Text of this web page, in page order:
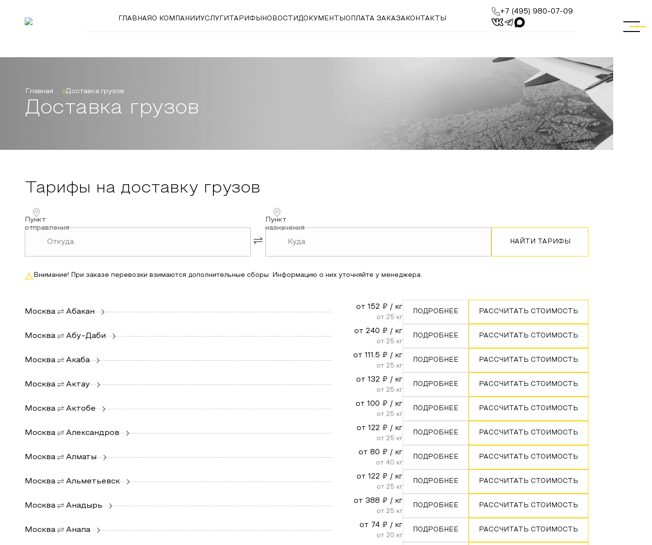
ГЛАВНАЯ О КОМПАНИИ УСЛУГИ ТАРИФЫ НОВОСТИДОКУМЕНТЫ ОПЛАТА ЗАКАЗА КОНТАКТЫ
+7 (495) 980-07-09
Главная Доставка грузов
Доставка грузов
Тарифы на доставку грузов
Пункт
отправления
Пункт
назначения
НАЙТИ ТАРИФЫ
Внимание! При заказе перевозки взимаются дополнительные сборы. Информацию о них уточняйте у менеджера.
Москва Абакан
от152 ₽ / кг
от 25 кг
ПОДРОБНЕЕ РАССЧИТАТЬ СТОИМОСТЬ
Москва Абу-Даби
от 240 ₽ / кг
от 25 кг
ПОДРОБНЕЕ РАССЧИТАТЬ СТОИМОСТЬ
Москва Акаба
от111.5 ₽ / кг
от 25 кг
ПОДРОБНЕЕ РАССЧИТАТЬ СТОИМОСТЬ
Москва Актау
от132 ₽ / кг
от 25 кг
ПОДРОБНЕЕ РАССЧИТАТЬ СТОИМОСТЬ
Москва Актобе
от100 ₽ / кг
от 25 кг
ПОДРОБНЕЕ РАССЧИТАТЬ СТОИМОСТЬ
Москва Александров
от122 ₽ / кг
от 25 кг
ПОДРОБНЕЕ РАССЧИТАТЬ СТОИМОСТЬ
Москва Алматы
от80 ₽ / кг
от 40 кг
ПОДРОБНЕЕ РАССЧИТАТЬ СТОИМОСТЬ
Москва Альметьевск
от122 ₽ / кг
от 25 кг
ПОДРОБНЕЕ РАССЧИТАТЬ СТОИМОСТЬ
Москва Анадырь
от388 ₽ / кг
от 25 кг
ПОДРОБНЕЕ РАССЧИТАТЬ СТОИМОСТЬ
Москва Анапа
от 74 ₽ / кг
от 20 кг
ПОДРОБНЕЕ РАССЧИТАТЬ СТОИМОСТЬ